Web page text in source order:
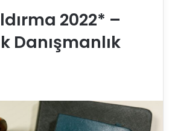
2022* –
Danışmanlık